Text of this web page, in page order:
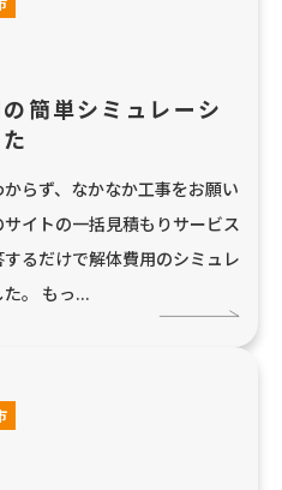
簡単シミュレーシ
らず、なかなか工事をお願い
イトの一括見積もりサービス
るだけで解体費用のシミュレ
。 もっ...